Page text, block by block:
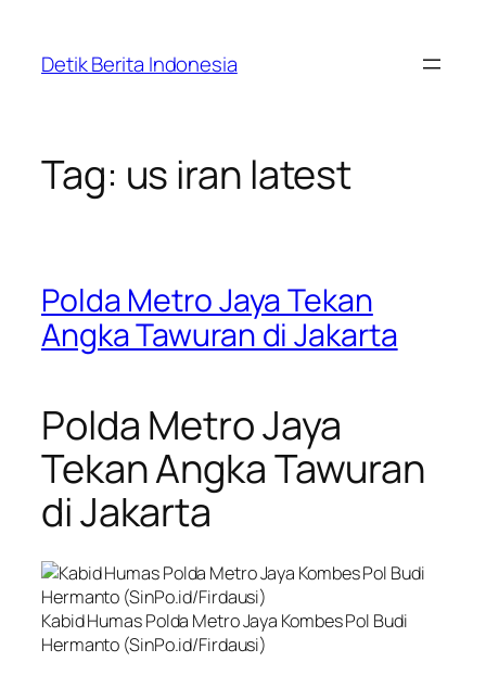
content
Detik Berita Indonesia
Tag: us iran latest
Polda Metro Jaya Tekan
Angka Tawuran di Jakarta
Polda Metro Jaya
Tekan Angka Tawuran
di Jakarta
Kabid Humas Polda Metro Jaya Kombes Pol Budi
Hermanto (SinPo.id/Firdausi)